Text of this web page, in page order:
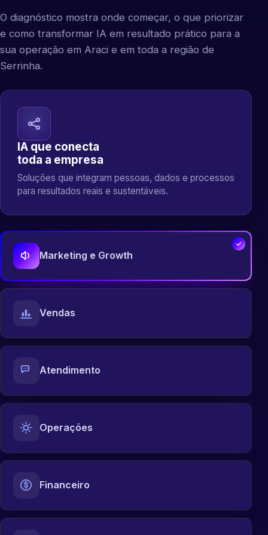
O diagnóstico mostra onde começar, o que priorizar
e como transformar IA em resultado prático para a
sua operação em Araci e em toda a região de
Serrinha.
IA que conecta
toda a empresa
Soluções que integram pessoas, dados e processos
para resultados reais e sustentáveis.
Marketing e Growth
Vendas
Atendimento
Operações
Financeiro